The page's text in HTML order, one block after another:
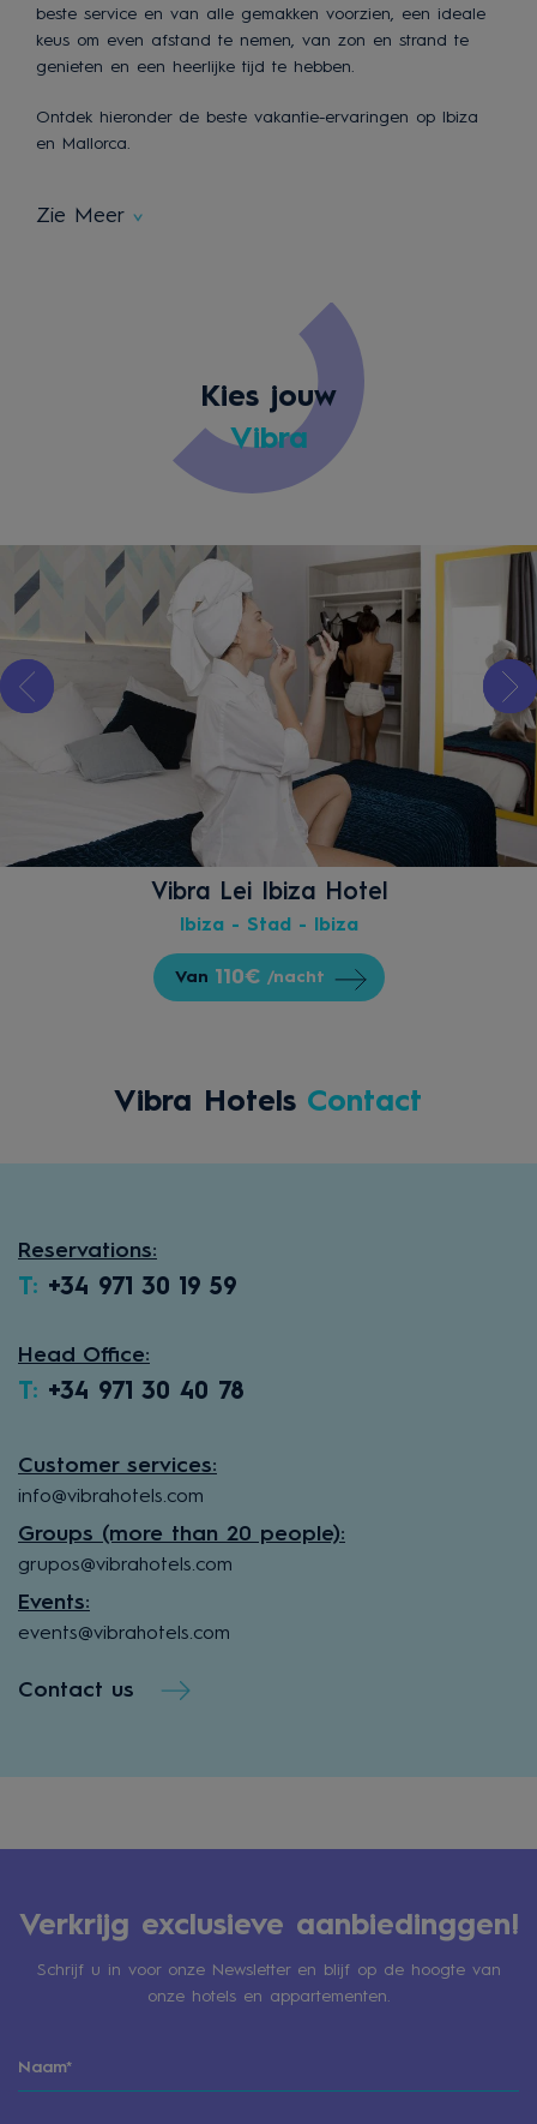
beste service en van alle gemakken voorzien, een ideale
keus om even afstand te nemen, van zon en strand te
genieten en een heerlijke tijd te hebben.
Ontdek hieronder de beste vakantie-ervaringen op Ibiza
en Mallorca.
Zie Meer
Kies jouw
Vibra
Vibra Lei Ibiza Hotel
Ibiza - Stad - Ibiza
Van 110€ /nacht
Vibra Hotels Contact
Reservations:
T: +34 971 30 19 59
Head Office:
T: +34 971 30 40 78
Customer services:
info@vibrahotels.com
Groups (more than 20 people):
grupos@vibrahotels.com
Events:
events@vibrahotels.com
Contact us
Verkrijg exclusieve aanbiedinggen!
Schrijf u in voor onze Newsletter en blijf op de hoogte van
onze hotels en appartementen.